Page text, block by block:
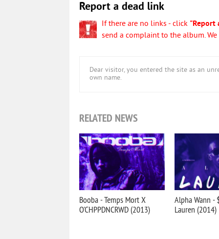
Report a dead link
If there are no links - click "Report
send a complaint to the album.
Dear visitor, you entered the site as an
own name.
RELATED NEWS
Booba - Temps Mort X
O'CHPPDNCRWD (2013)
Alpha Wann -
Lauren (2014)